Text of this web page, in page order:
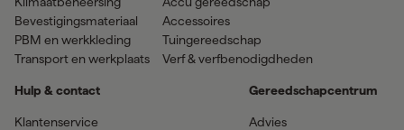
Bevestigingsmateriaal
PBM en werkkleding
Transport en werkplaats
Accessoires
Tuingereedschap
Verf & verfbenodigdheden
Hulp & contact
Klantenservice
Gereedschapcentrum
Advies